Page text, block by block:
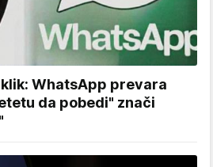
WhatsApp prevara
da pobedi" znači